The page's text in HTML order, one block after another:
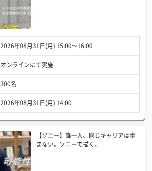
2026年08月31日(月) 15:00〜16:00
オンラインにて実施
300名
2026年08月31日(月) 14:00
【ソニー】誰一人、同じキャリアは歩
まない。ソニーで描く、